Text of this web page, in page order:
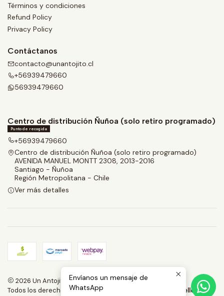
Términos y condiciones
Refund Policy
Privacy Policy
Contáctanos
contacto@unantojito.cl
+56939479660
56939479660
Centro de distribución Ñuñoa (solo retiro programado)
Punto de recogida
+56939479660
Centro de distribución Ñuñoa (solo retiro programado)
AVENIDA MANUEL MONTT 2308, 2013-2016
Santiago - Ñuñoa
Región Metropolitana - Chile
Ver más detalles
2026 Un Antojito.
Todos los derechos reservados.
Desarrollado por Jumpseller.
Envíanos un mensaje de
WhatsApp